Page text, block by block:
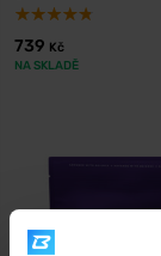
739 Kč
NA SKLADĚ